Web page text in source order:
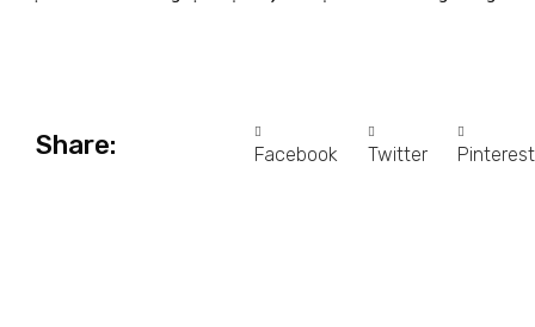
Share: Facebook Twitter Pinterest